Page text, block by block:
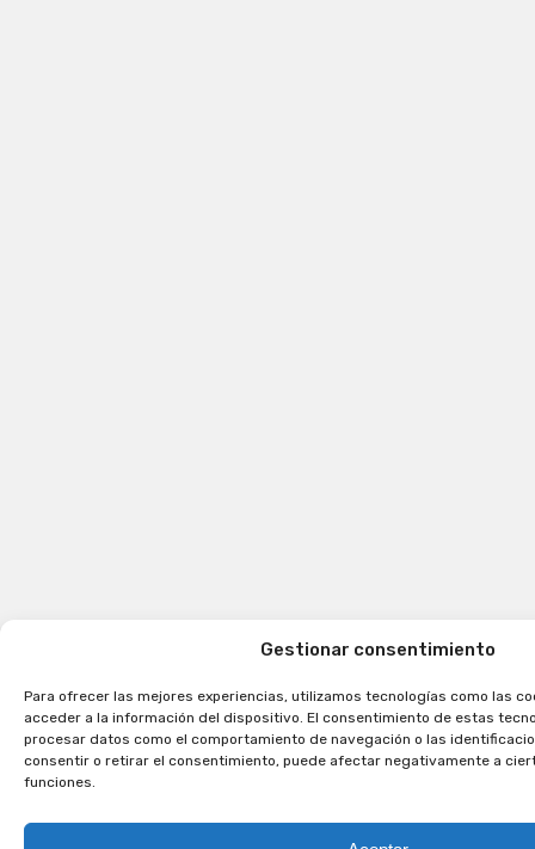
Gestionar consentimiento
Para ofrecer las mejores experiencias, utilizamos tecnologías como las
acceder a la información del dispositivo. El consentimiento de estas
procesar datos como el comportamiento de navegación o las
consentir o retirar el consentimiento, puede afectar negativamente a
funciones.